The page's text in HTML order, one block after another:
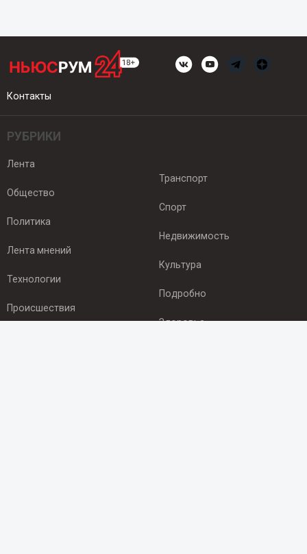
Контакты
РУБРИКИ
Лента
Общество
Политика
Лента мнений
Технологии
Происшествия
Транспорт
Спорт
Недвижимость
Культура
Подробно
Здоровье